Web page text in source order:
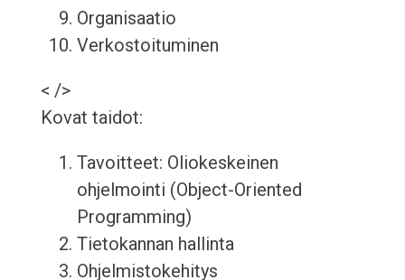
Organisaatio
Verkostoituminen
< />
Kovat taidot:
Tavoitteet: Oliokeskeinen
ohjelmointi (Object-Oriented
Programming)
Tietokannan hallinta
Ohjelmistokehitys